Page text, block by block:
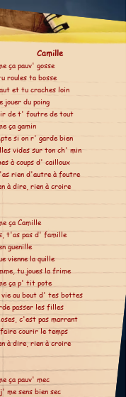
Camille
ça pauv' gosse
roules ta bosse
et tu craches loin
du poing
de t' foutre de tout
ça gamin
si on r' garde bien
vides sur ton ch' min
à coups d' cailloux
rien d'autre à foutre
à dire, rien à croire
ça Camille
t'as pas d' famille
guenille
vienne la quille
tu joues la frime
ça p' tit pote
au bout d' tes bottes
passer les filles
c'est pas marrant
courir le temps
à dire, rien à croire
ça pauv' mec
me sens bien sec